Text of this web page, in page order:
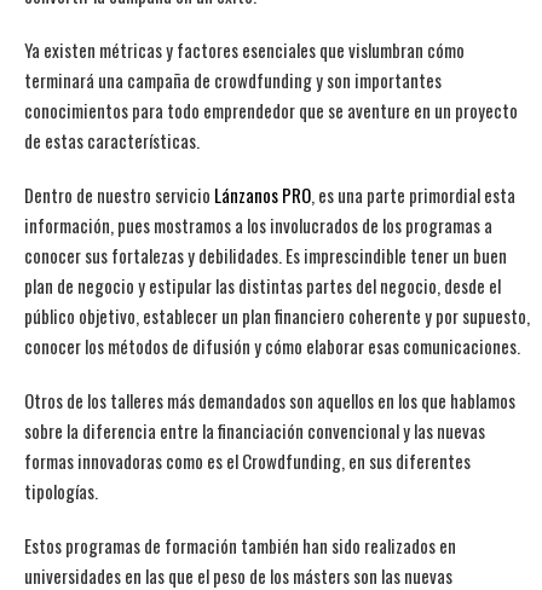
Ya existen métricas y factores esenciales que vislumbran cómo
terminará una campaña de crowdfunding y son importantes
conocimientos para todo emprendedor que se aventure en un proyecto
de estas características.
Dentro de nuestro servicio Lánzanos PRO, es una parte primordial esta
información, pues mostramos a los involucrados de los programas a
conocer sus fortalezas y debilidades. Es imprescindible tener un buen
plan de negocio y estipular las distintas partes del negocio, desde el
público objetivo, establecer un plan financiero coherente y por supuesto,
conocer los métodos de difusión y cómo elaborar esas comunicaciones.
Otros de los talleres más demandados son aquellos en los que hablamos
sobre la diferencia entre la financiación convencional y las nuevas
formas innovadoras como es el Crowdfunding, en sus diferentes
tipologías.
Estos programas de formación también han sido realizados en
universidades en las que el peso de los másters son las nuevas